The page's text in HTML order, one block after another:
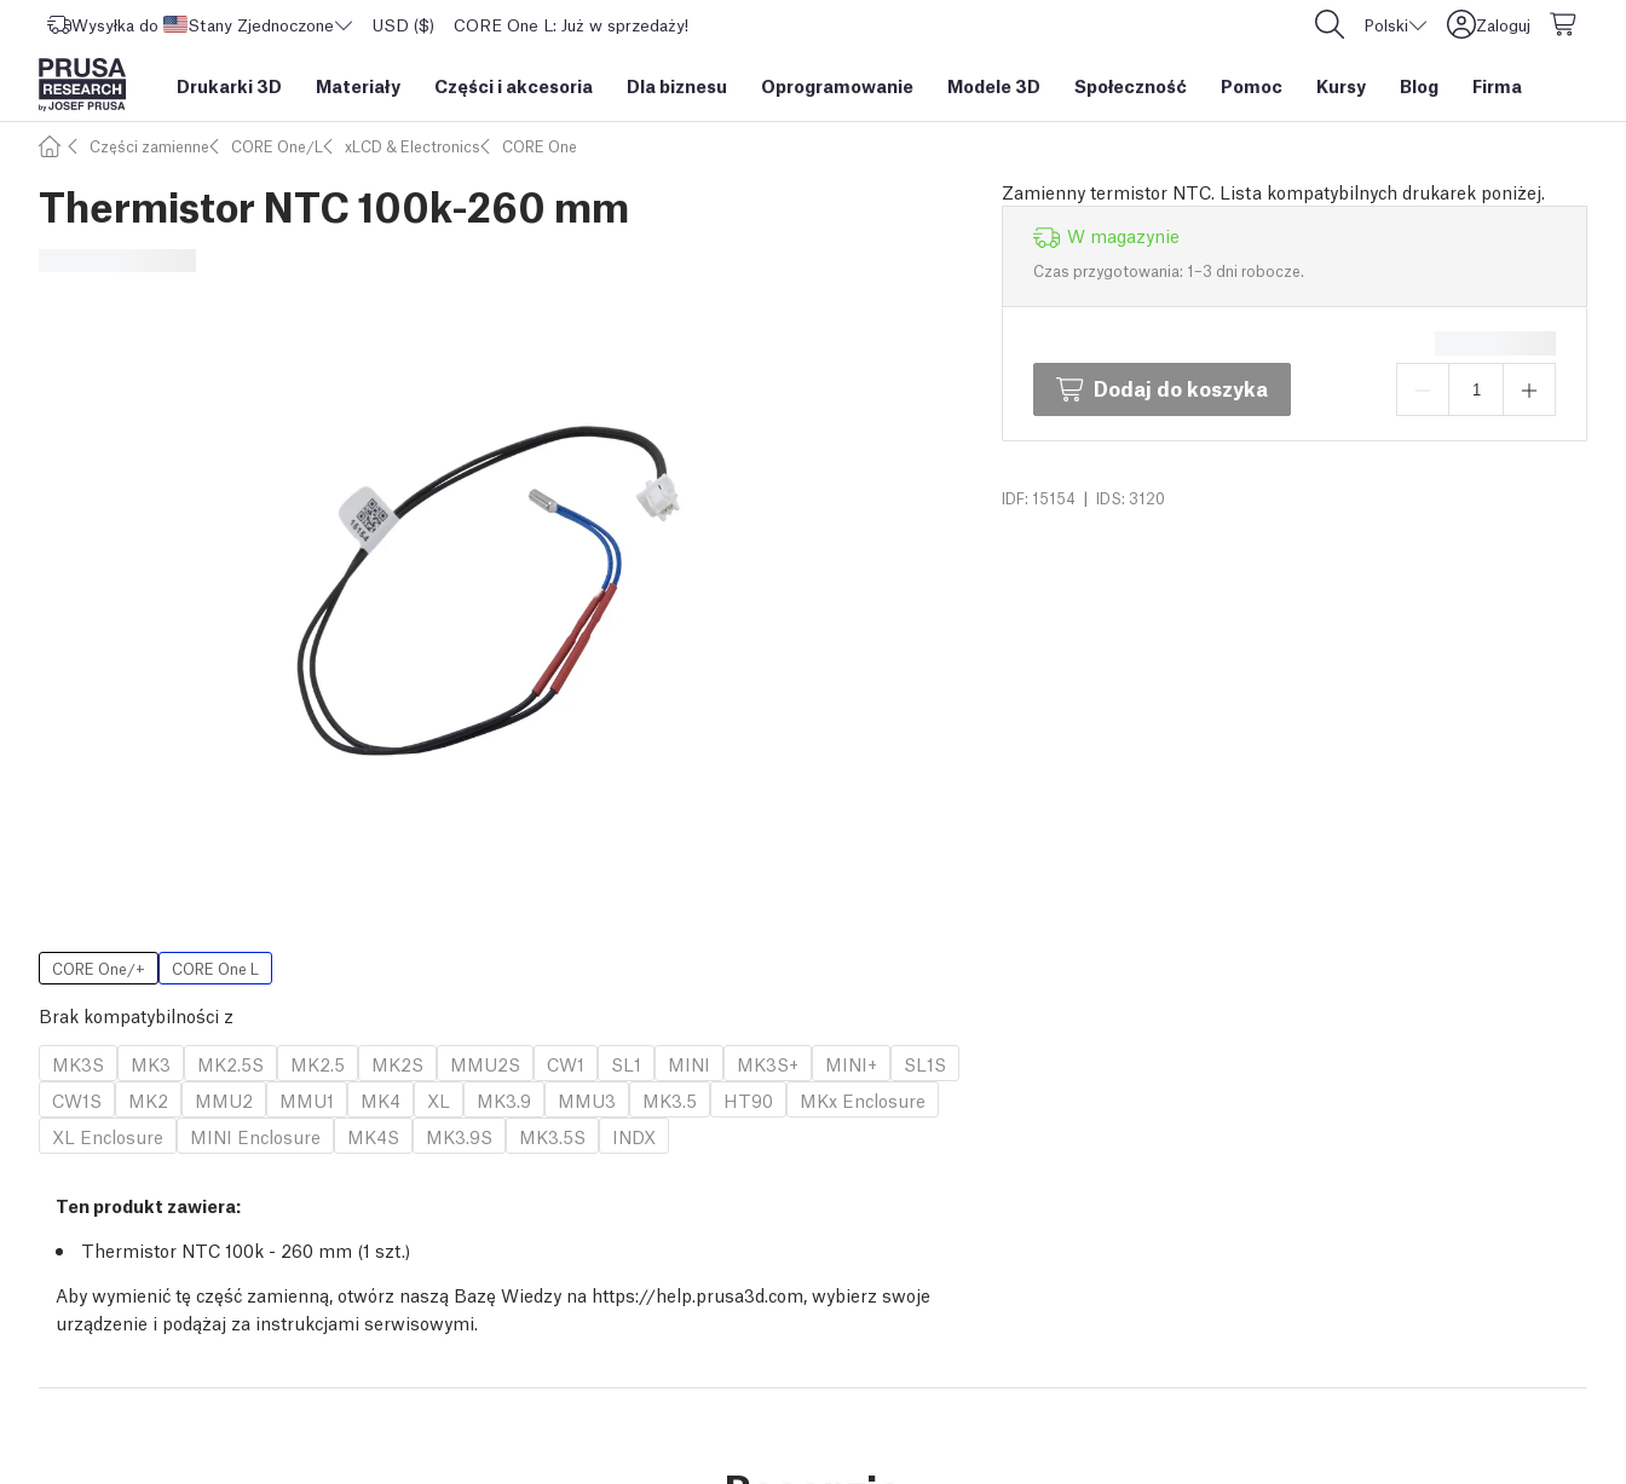
Wysyłka do Stany Zjednoczone USD ($) CORE One L: Już w sprzedaży! Polski Zaloguj
Drukarki 3D Materiały Części i akcesoria Dla biznesu Oprogramowanie Modele 3D Społeczność Pomoc Kursy Blog Firma
Części zamienne CORE One/L xLCD & Electronics CORE One
Thermistor NTC 100k-260 mm
Zamienny termistor NTC. Lista kompatybilnych drukarek poniżej.
W magazynie
Czas przygotowania: 1–3 dni robocze.
Dodaj do koszyka
IDF: 15154 | IDS: 3120
CORE One/+ CORE One L
Brak kompatybilności z
MK3S
MK3 MK2.5S MK2.5 MK2S MMU2S CW1 SL1 MINI MK3S+ MINI+
SL1S
CW1S
MK2 MMU2 MMU1 MK4 XL MK3.9 MMU3 MK3.5 HT90
MKx Enclosure
XL Enclosure
MINI Enclosure MK4S MK3.9S MK3.5S INDX
Ten produkt zawiera:
Thermistor NTC 100k - 260 mm (1 szt.)
Aby wymienić tę część zamienną, otwórz naszą Bazę Wiedzy na https://help.prusa3d.com, wybierz swoje
urządzenie i podążaj za instrukcjami serwisowymi.